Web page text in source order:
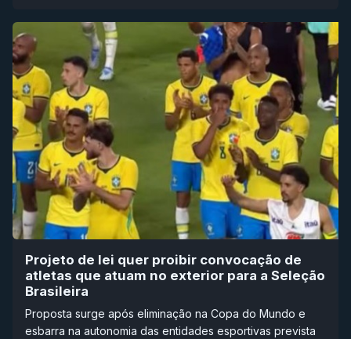
Projeto de lei quer proibir convocação de
atletas que atuam no exterior para a Seleção
Brasileira
Proposta surge após eliminação na Copa do Mundo e
esbarra na autonomia das entidades esportivas prevista